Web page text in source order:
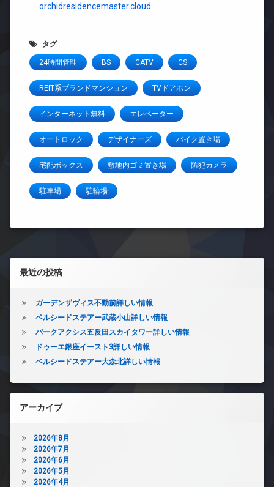
orchidresidencemaster.cloud
タグ
24時間管理 BS CATV CS
REIT系ブランドマンション TVドアホン
インターネット無料 エレベーター
オートロック デザイナーズ バイク置き場
宅配ボックス 敷地内ゴミ置き場 防犯カメラ
駐車場 駐輪場
左サイドバー
最近の投稿
ガーデンザヴィス不動前詳しい情報
ベルシードステアー武蔵小山詳しい情報
パークアクシス五反田スカイタワー詳しい情報
ドゥーエ銀座イースト3詳しい情報
ベルシードステアー大森北詳しい情報
アーカイブ
2026年8月
2026年7月
2026年6月
2026年5月
2026年4月